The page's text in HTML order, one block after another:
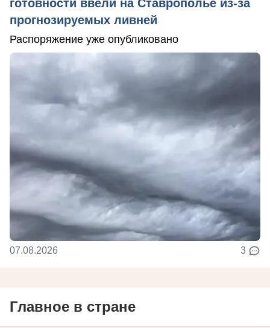
готовности ввели на Ставрополье из-за
прогнозируемых ливней
Распоряжение уже опубликовано
07.08.2026 3
Главное в стране